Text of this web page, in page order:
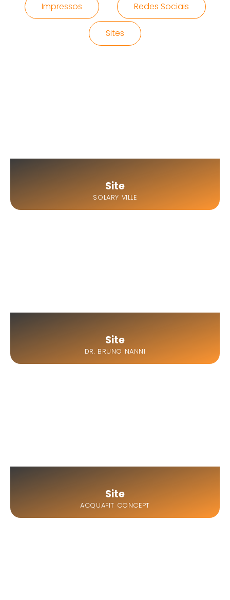
Impressos Redes Sociais
Sites
Site
SOLARY VILLE
Site
DR. BRUNO NANNI
Site
ACQUAFIT CONCEPT